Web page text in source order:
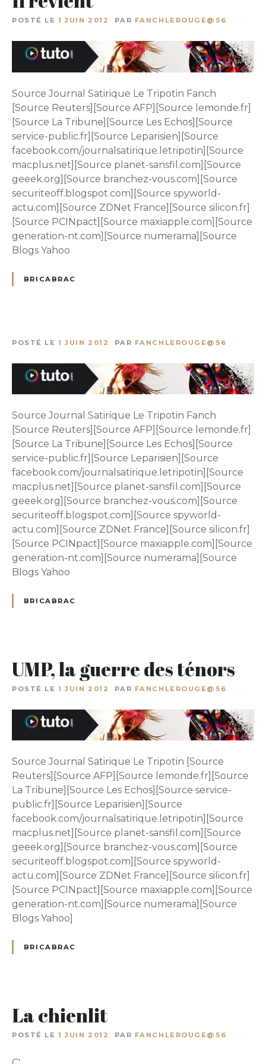
POSTÉ LE 1 JUIN 2012 PAR FANCHLEROUGE@56
Source Journal Satirique Le Tripotin Fanch
[Source Reuters][Source AFP][Source lemonde.fr]
[Source La Tribune][Source Les Echos][Source
service-public.fr][Source Leparisien][Source
facebook.com/journalsatirique.letripotin][Source
macplus.net][Source planet-sansfil.com][Source
geeek.org][Source branchez-vous.com][Source
securiteoff.blogspot.com][Source spyworld-
actu.com][Source ZDNet France][Source silicon.fr]
[Source PCINpact][Source maxiapple.com][Source
generation-nt.com][Source numerama][Source
Blogs Yahoo
BRICABRAC
POSTÉ LE 1 JUIN 2012 PAR FANCHLEROUGE@56
Source Journal Satirique Le Tripotin Fanch
[Source Reuters][Source AFP][Source lemonde.fr]
[Source La Tribune][Source Les Echos][Source
service-public.fr][Source Leparisien][Source
facebook.com/journalsatirique.letripotin][Source
macplus.net][Source planet-sansfil.com][Source
geeek.org][Source branchez-vous.com][Source
securiteoff.blogspot.com][Source spyworld-
actu.com][Source ZDNet France][Source silicon.fr]
[Source PCINpact][Source maxiapple.com][Source
generation-nt.com][Source numerama][Source
Blogs Yahoo
BRICABRAC
UMP, la guerre des ténors
POSTÉ LE 1 JUIN 2012 PAR FANCHLEROUGE@56
Source Journal Satirique Le Tripotin [Source
Reuters][Source AFP][Source lemonde.fr][Source
La Tribune][Source Les Echos][Source service-
public.fr][Source Leparisien][Source
facebook.com/journalsatirique.letripotin][Source
macplus.net][Source planet-sansfil.com][Source
geeek.org][Source branchez-vous.com][Source
securiteoff.blogspot.com][Source spyworld-
actu.com][Source ZDNet France][Source silicon.fr]
[Source PCINpact][Source maxiapple.com][Source
generation-nt.com][Source numerama][Source
Blogs Yahoo]
BRICABRAC
La chienlit
POSTÉ LE 1 JUIN 2012 PAR FANCHLEROUGE@56